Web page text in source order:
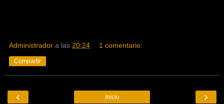
Administrador a las 20:24 1 comentario:
Compartir
‹ ›
Inicio